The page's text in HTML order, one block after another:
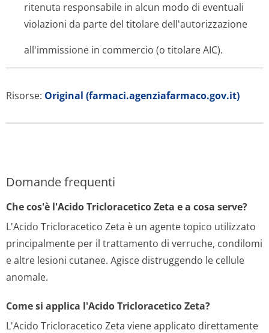
ritenuta responsabile in alcun modo di eventuali
violazioni da parte del titolare dell'autorizza­zione
all'immissione in commercio (o titolare AIC).
Risorse: Original (farmaci.agenziafarmaco.gov.it)
Domande frequenti
Che cos'è l'Acido Tricloracetico Zeta e a cosa serve?
L'Acido Tricloracetico Zeta è un agente topico utilizzato
principalmente per il trattamento di verruche, condilomi
e altre lesioni cutanee. Agisce distruggendo le cellule
anomale.
Come si applica l'Acido Tricloracetico Zeta?
L'Acido Tricloracetico Zeta viene applicato direttamente